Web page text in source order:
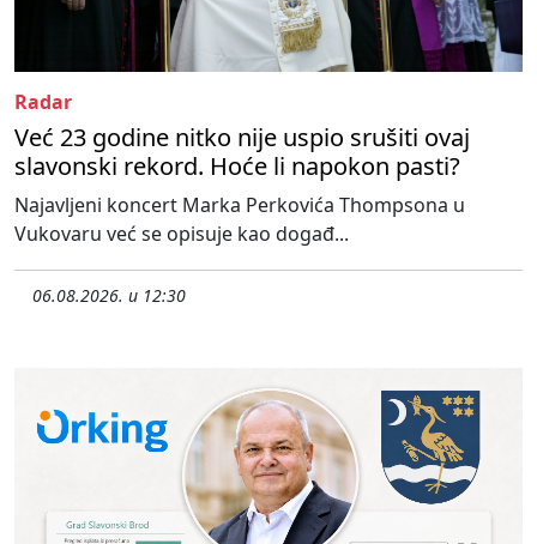
Radar
Već 23 godine nitko nije uspio srušiti ovaj
slavonski rekord. Hoće li napokon pasti?
Najavljeni koncert Marka Perkovića Thompsona u
Vukovaru već se opisuje kao događ...
06.08.2026. u 12:30